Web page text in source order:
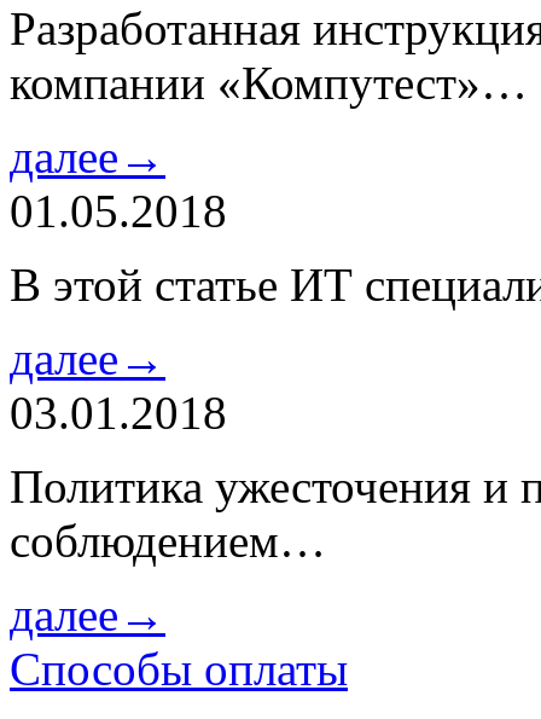
Разработанная
компании «Компутест»…
далее→
01.05.2018
В этой статье ИТ
далее→
03.01.2018
Политика ужесточения и
соблюдением…
далее→
Способы оплаты